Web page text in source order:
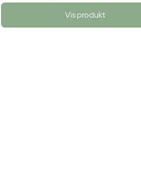
Vis produkt